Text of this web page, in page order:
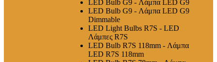
LED Bulb G9 - Λάμπα LED G9
LED Bulb G9 - Λάμπα LED G9
Dimmable
LED Light Bulbs R7S - LED
Λάμπες R7S
LED Bulb R7S 118mm - Λάμπα
LED R7S 118mm